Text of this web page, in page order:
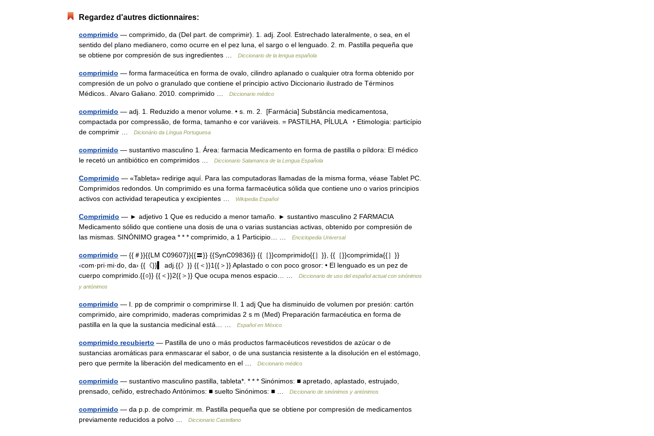
Regardez d'autres dictionnaires:
comprimido — comprimido, da (Del part. de comprimir). 1. adj. Zool. Estrechado lateralmente, o sea, en el
sentido del plano medianero, como ocurre en el pez luna, el sargo o el lenguado. 2. m. Pastilla pequeña que
se obtiene por compresión de sus ingredientes …
Diccionario de la lengua española
comprimido — forma farmaceútica en forma de ovalo, cilindro aplanado o cualquier otra forma obtenido por
compresión de un polvo o granulado que contiene el principio activo Diccionario ilustrado de Términos
Médicos.. Alvaro Galiano. 2010. comprimido …
Diccionario médico
comprimido — adj. 1. Reduzido a menor volume. • s. m. 2. [Farmácia] Substância medicamentosa,
compactada por compressão, de forma, tamanho e cor variáveis. = PASTILHA, PÍLULA ‣ Etimologia: particípio
de comprimir …
Dicionário da Língua Portuguesa
comprimido — sustantivo masculino 1. Área: farmacia Medicamento en forma de pastilla o píldora: El médico
le recetó un antibiótico en comprimidos …
Diccionario Salamanca de la Lengua Española
Comprimido — «Tableta» redirige aquí. Para las computadoras llamadas de la misma forma, véase Tablet PC.
Comprimidos redondos. Un comprimido es una forma farmacéutica sólida que contiene uno o varios principios
activos con actividad terapeutica y excipientes …
Wikipedia Español
Comprimido — ► adjetivo 1 Que es reducido a menor tamaño. ► sustantivo masculino 2 FARMACIA
Medicamento sólido que contiene una dosis de una o varias sustancias activas, obtenido por compresión de
las mismas. SINÓNIMO gragea * * * comprimido, a 1 Participio… …
Enciclopedia Universal
comprimido — {{＃}}{{LM C09607}}{{〓}} {{SynC09836}} {{［}}comprimido{{］}}, {{［}}comprimida{{］}}
‹com·pri·mi·do, da› {{《}}▍ adj.{{》}} {{＜}}1{{＞}} Aplastado o con poco grosor: • El lenguado es un pez de
cuerpo comprimido.{{○}} {{＜}}2{{＞}} Que ocupa menos espacio… …
Diccionario de uso del español actual con sinónimos
y antónimos
comprimido — I. pp de comprimir o comprimirse II. 1 adj Que ha disminuido de volumen por presión: cartón
comprimido, aire comprimido, maderas comprimidas 2 s m (Med) Preparación farmacéutica en forma de
pastilla en la que la sustancia medicinal está… …
Español en México
comprimido recubierto — Pastilla de uno o más productos farmacéuticos revestidos de azúcar o de
sustancias aromáticas para enmascarar el sabor, o de una sustancia resistente a la disolución en el estómago,
pero que permite la liberación del medicamento en el …
Diccionario médico
comprimido — sustantivo masculino pastilla, tableta*. * * * Sinónimos: ■ apretado, aplastado, estrujado,
prensado, ceñido, estrechado Antónimos: ■ suelto Sinónimos: ■ …
Diccionario de sinónimos y antónimos
comprimido — da p.p. de comprimir. m. Pastilla pequeña que se obtiene por compresión de medicamentos
previamente reducidos a polvo …
Diccionario Castellano